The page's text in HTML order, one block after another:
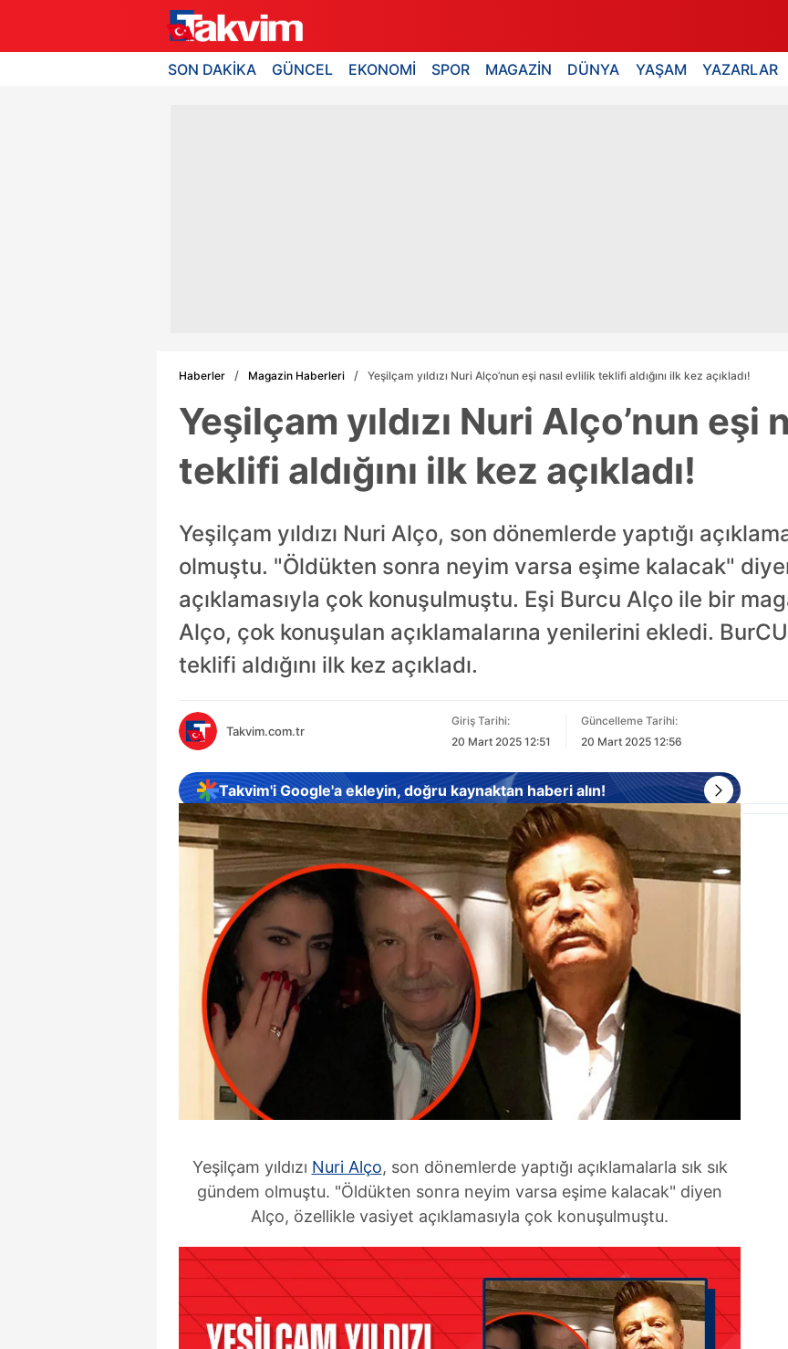
SON DAKİKA GÜNCEL EKONOMİ SPOR MAGAZİN DÜNYA YAŞAM YAZARLAR
Haberler Magazin Haberleri Yeşilçam yıldızı Nuri Alço’nun eşi nasıl evlilik teklifi aldığını ilk kez açıkladı!
Yeşilçam yıldızı Nuri Alço’nun eşi
teklifi aldığını ilk kez açıkladı!
Yeşilçam yıldızı Nuri Alço, son dönemlerde yaptığı
olmuştu. "Öldükten sonra neyim varsa eşime kalacak"
açıklamasıyla çok konuşulmuştu. Eşi Burcu Alço ile bir
Alço, çok konuşulan açıklamalarına yenilerini ekledi.
teklifi aldığını ilk kez açıkladı.
Takvim.com.tr
Giriş Tarihi:
20 Mart 2025 12:51
Güncelleme Tarihi:
20 Mart 2025 12:56
Takvim'i Google'a ekleyin, doğru kaynaktan haberi alın!
Yeşilçam yıldızı Nuri Alço, son dönemlerde yaptığı açıklamalarla sık sık
gündem olmuştu. "Öldükten sonra neyim varsa eşime kalacak" diyen
Alço, özellikle vasiyet açıklamasıyla çok konuşulmuştu.